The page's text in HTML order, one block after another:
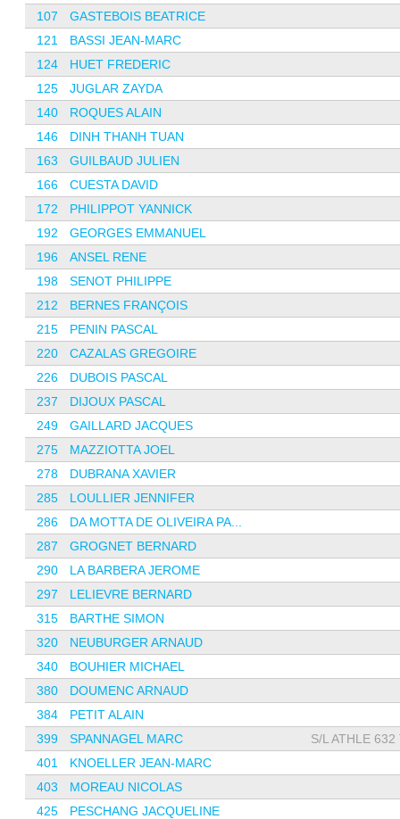
107
GASTEBOIS BEATRICE
121
BASSI JEAN-MARC
124
HUET FREDERIC
125
JUGLAR ZAYDA
140
ROQUES ALAIN
146
DINH THANH TUAN
163
GUILBAUD JULIEN
166
CUESTA DAVID
172
PHILIPPOT YANNICK
192
GEORGES EMMANUEL
196
ANSEL RENE
198
SENOT PHILIPPE
212
BERNES FRANÇOIS
215
PENIN PASCAL
220
CAZALAS GREGOIRE
226
DUBOIS PASCAL
237
DIJOUX PASCAL
249
GAILLARD JACQUES
275
MAZZIOTTA JOEL
278
DUBRANA XAVIER
285
LOULLIER JENNIFER
286
DA MOTTA DE OLIVEIRA PA...
287
GROGNET BERNARD
290
LA BARBERA JEROME
297
LELIEVRE BERNARD
315
BARTHE SIMON
320
NEUBURGER ARNAUD
340
BOUHIER MICHAEL
380
DOUMENC ARNAUD
384
PETIT ALAIN
399
SPANNAGEL MARC
S/L ATHLE 632
401
KNOELLER JEAN-MARC
403
MOREAU NICOLAS
425
PESCHANG JACQUELINE